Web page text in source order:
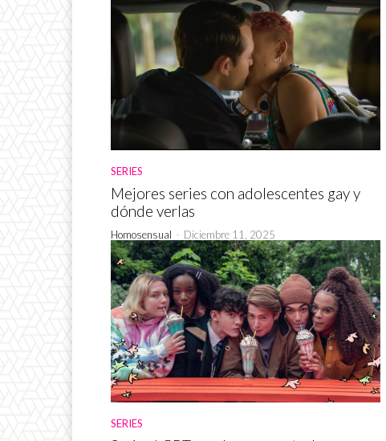
SERIES
Mejores series con adolescentes gay y
dónde verlas
Homosensual - Diciembre 11, 2025
SERIES